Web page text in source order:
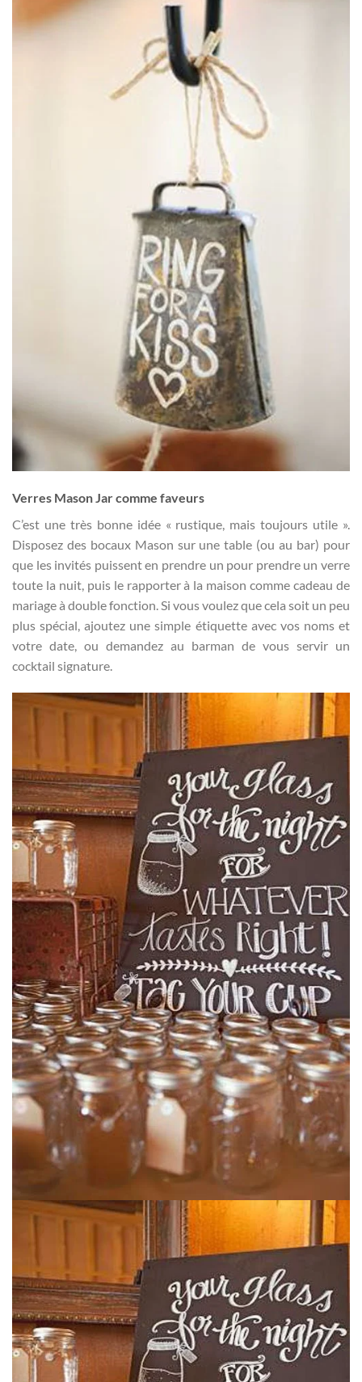
Verres Mason Jar comme faveurs
C’est une très bonne idée « rustique, mais toujours utile ».
Disposez des bocaux Mason sur une table (ou au bar) pour
que les invités puissent en prendre un pour prendre un verre
toute la nuit, puis le rapporter à la maison comme cadeau de
mariage à double fonction. Si vous voulez que cela soit un peu
plus spécial, ajoutez une simple étiquette avec vos noms et
votre date, ou demandez au barman de vous servir un
cocktail signature.